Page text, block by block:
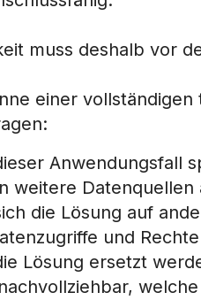
muss deshalb vor
einer
Anwendungsfall
weitere
die Lösung auf
und
Lösung ersetzt